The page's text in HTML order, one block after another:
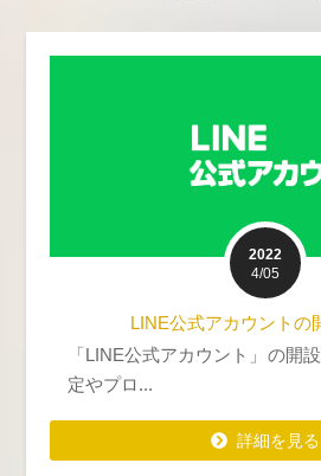
2022
4/05
LINE公式アカウントの
「LINE公式アカウント」の開
定やプロ...
詳細を見る